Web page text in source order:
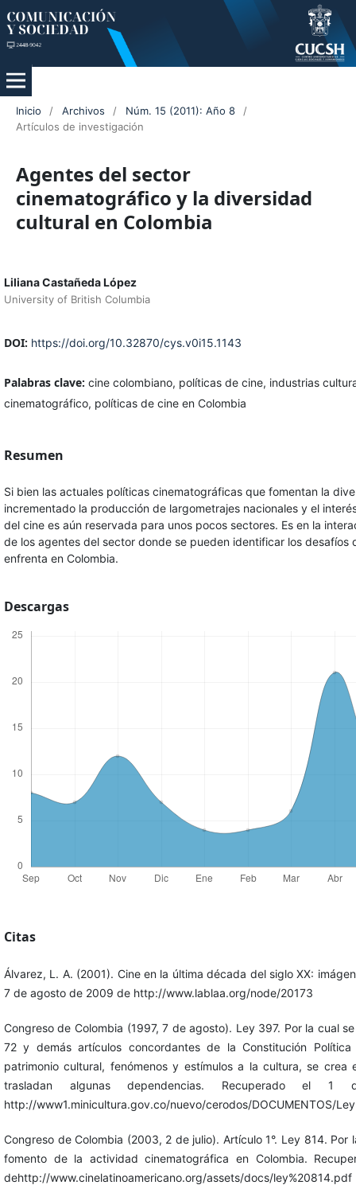
Inicio / Archivos / Núm. 15 (2011): Año 8
/
Artículos de investigación
Agentes del sector
cinematográfico y la diversidad
cultural en Colombia
Liliana Castañeda López
University of British Columbia
DOI: https://doi.org/10.32870/cys.v0i15.1143
Palabras clave: cine colombiano, políticas de cine, industrias
cinematográfico, políticas de cine en Colombia
Resumen
Si bien las actuales políticas cinematográficas que fomentan la
incrementado la producción de largometrajes nacionales y el
del cine es aún reservada para unos pocos sectores. Es en la
de los agentes del sector donde se pueden identificar los desafíos
enfrenta en Colombia.
Descargas
Citas
Álvarez, L. A. (2001). Cine en la última década del siglo XX:
7 de agosto de 2009 de http://www.lablaa.org/node/20173
Congreso de Colombia (1997, 7 de agosto). Ley 397. Por la cual
72 y demás artículos concordantes de la Constitución
patrimonio cultural, fenómenos y estímulos a la cultura, se
trasladan algunas dependencias. Recuperado el
http://www1.minicultura.gov.co/nuevo/cerodos/DOCUMENTOS/
Congreso de Colombia (2003, 2 de julio). Artículo 1°. Ley 814. Por
fomento de la actividad cinematográfica en Colombia.
dehttp://www.cinelatinoamericano.org/assets/docs/ley%20814.pdf